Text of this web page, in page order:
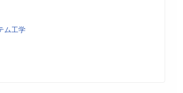
ム工学